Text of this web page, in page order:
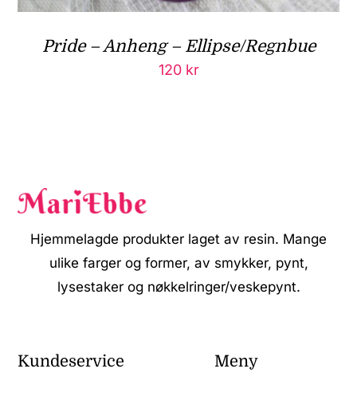
Pride – Anheng – Ellipse/Regnbue
120 kr
Hjemmelagde produkter laget av resin. Mange
ulike farger og former, av smykker, pynt,
lysestaker og nøkkelringer/veskepynt.
Kundeservice Meny